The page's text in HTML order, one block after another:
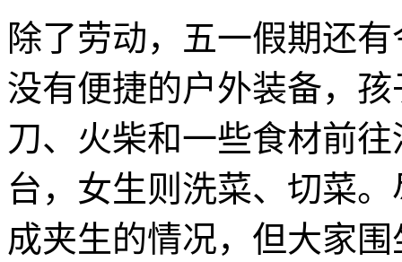
除了劳动，五一假期还
没有便捷的户外装备，
刀、火柴和一些食材前
台，女生则洗菜、切菜
成夹生的情况，但大家